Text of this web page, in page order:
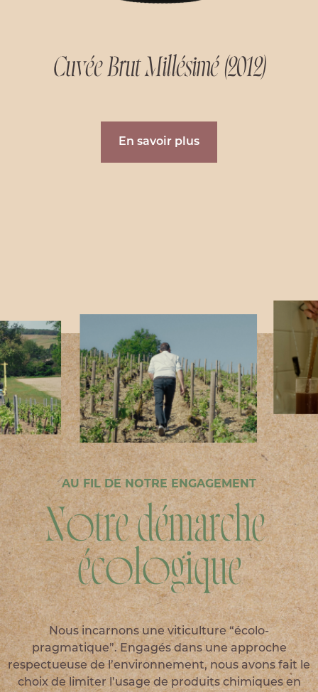
Cuvée Brut Millésimé (2012)
En savoir plus
AU FIL DE NOTRE ENGAGEMENT
Notre démarche
écologique
Nous incarnons une viticulture “écolo-
pragmatique”. Engagés dans une approche
respectueuse de l’environnement, nous avons fait le
choix de limiter l’usage de produits chimiques en